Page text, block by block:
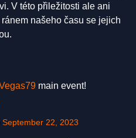
V této přiležitosti ale ani
našeho času se jejich
main event!
September 22, 2023